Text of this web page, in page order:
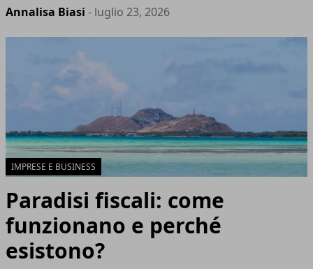
Annalisa Biasi - luglio 23, 2026
IMPRESE E BUSINESS
Paradisi fiscali: come
funzionano e perché
esistono?